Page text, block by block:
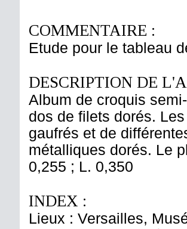
COMMENTAIRE :
Etude pour le tableau
DESCRIPTION DE
Album de croquis
dos de filets dorés.
gaufrés et de
métalliques dorés. Le
0,255 ; L. 0,350
INDEX :
Lieux : Versailles,